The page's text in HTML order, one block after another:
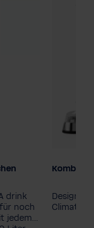
drink
noch
jedem
Kombi-
Design-
Climate